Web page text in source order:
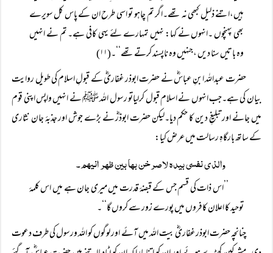
ہیں،اتنے ذلیل کبھی نہ تھے۔اگر تم چاہو تو اسی طرح ان کے پاس کل سویرے
بھی پہنچوں ۔انہوں نے کہا: نہیں تمہارے لئے یہی کافی ہے۔ تم نے انہیں
وہ باتیں سنا دیں ،جنہیں وہ ناپسند کرتے تھے‘‘۔(۱۱)
حضرت عبداللہ ابنِ عباسؓ نے حضرت ابوذر غفاریؓ کے قبولِ اسلام کی طویل روایت
بیان کی ہے۔جب انہوں نے اسلام قبول کرلیاتو رسول اللہ ﷺ نے انہیں واپس اپنی قوم
میں جانے اور تبلیغِ دین کا حکم دیا۔لیکن حضرت ابوذرؓ نے بڑے جوش اور جذبۂ جان نثاری
کے ساتھ بارگاہِ رسالت میں عرض کیا:
والذی نفسی بیدہ لاصرخن بھا بین ظہر انیھم۔
’’اس ذات کی قسم جس کے قبضۂ قدرت میں میری جان ہے میں اس کلمۂ
توحید کا اعلان کافروں میں پورے زور سے کروں گا‘‘۔
چنانچہ حضرت ابوذرغفاریؓ بیت اللہ میں آئے اور لوگوں کو اللہ ورسول کی طرف دعوت